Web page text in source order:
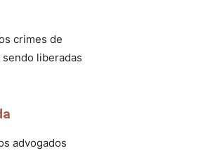
crimes de
liberadas
advogados